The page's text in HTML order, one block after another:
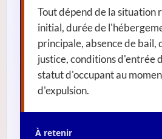
Tout dépend de la situation
initial, durée de
principale, absence de bail,
justice, conditions d'entrée
statut d'occupant au
d'expulsion.
À retenir